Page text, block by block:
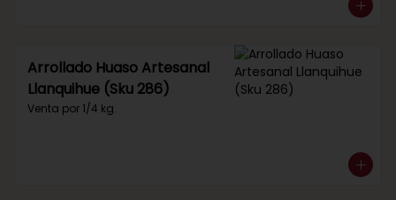
Arrollado Huaso Artesanal
Llanquihue (Sku 286)
Venta por 1/4 kg.